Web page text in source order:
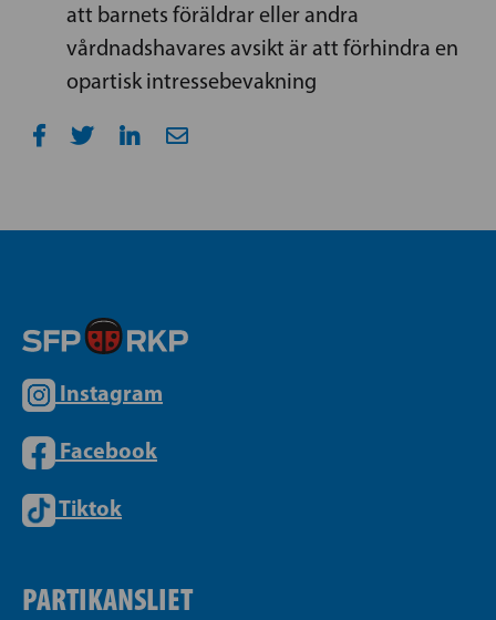
att barnets föräldrar eller andra
vårdnadshavares avsikt är att förhindra en
opartisk intressebevakning
Instagram
Facebook
Tiktok
PARTIKANSLIET